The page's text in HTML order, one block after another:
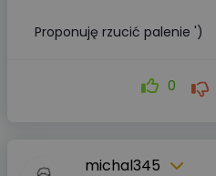
Proponuję rzucić palenie ')
0
michal345